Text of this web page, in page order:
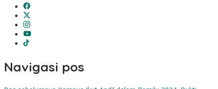
Navigasi pos